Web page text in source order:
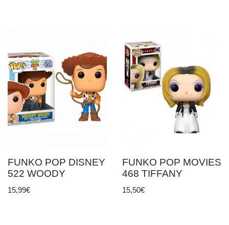
FUNKO POP DISNEY
522 WOODY
15,99€
FUNKO POP MOVIES
468 TIFFANY
15,50€